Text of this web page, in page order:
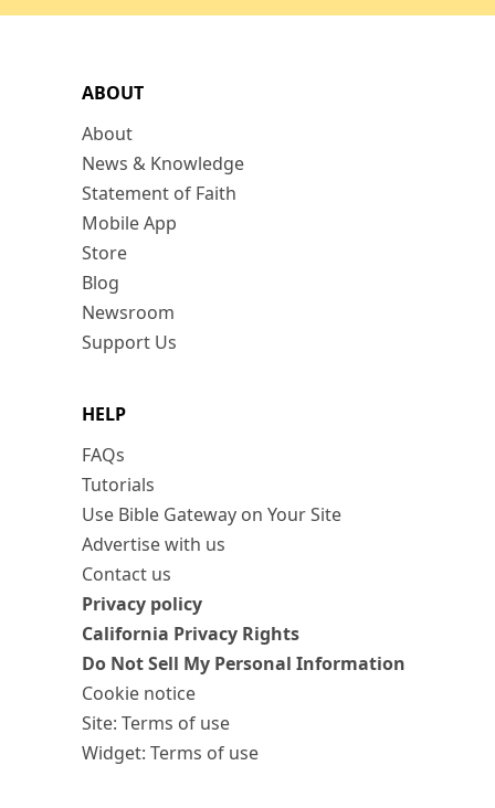
ABOUT
About
News & Knowledge
Statement of Faith
Mobile App
Store
Blog
Newsroom
Support Us
HELP
FAQs
Tutorials
Use Bible Gateway on Your Site
Advertise with us
Contact us
Privacy policy
California Privacy Rights
Do Not Sell My Personal Information
Cookie notice
Site: Terms of use
Widget: Terms of use